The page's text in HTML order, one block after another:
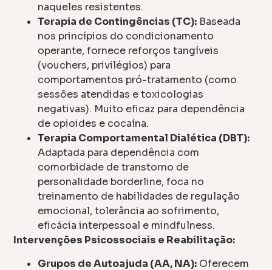
naqueles resistentes.
Terapia de Contingências (TC): Baseada
nos princípios do condicionamento
operante, fornece reforços tangíveis
(vouchers, privilégios) para
comportamentos pró-tratamento (como
sessões atendidas e toxicologias
negativas). Muito eficaz para dependência
de opioides e cocaína.
Terapia Comportamental Dialética (DBT):
Adaptada para dependência com
comorbidade de transtorno de
personalidade borderline, foca no
treinamento de habilidades de regulação
emocional, tolerância ao sofrimento,
eficácia interpessoal e mindfulness.
Intervenções Psicossociais e Reabilitação:
Grupos de Autoajuda (AA, NA): Oferecem